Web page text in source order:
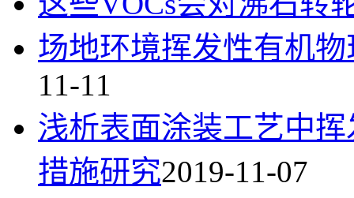
场地环境挥发性有机
11-11
浅析表面涂装工艺中
措施研究2019-11-07